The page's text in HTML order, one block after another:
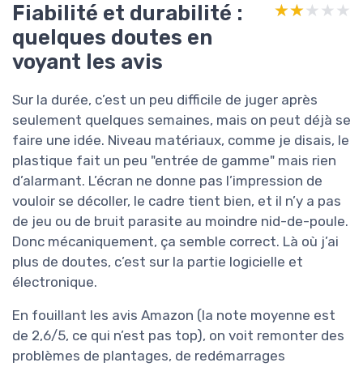
Fiabilité et durabilité :
quelques doutes en
voyant les avis
★★★★★
★★★★★
Sur la durée, c’est un peu difficile de juger après
seulement quelques semaines, mais on peut déjà se
faire une idée. Niveau matériaux, comme je disais, le
plastique fait un peu "entrée de gamme" mais rien
d’alarmant. L’écran ne donne pas l’impression de
vouloir se décoller, le cadre tient bien, et il n’y a pas
de jeu ou de bruit parasite au moindre nid-de-poule.
Donc mécaniquement, ça semble correct. Là où j’ai
plus de doutes, c’est sur la partie logicielle et
électronique.
En fouillant les avis Amazon (la note moyenne est
de 2,6/5, ce qui n’est pas top), on voit remonter des
problèmes de plantages, de redémarrages